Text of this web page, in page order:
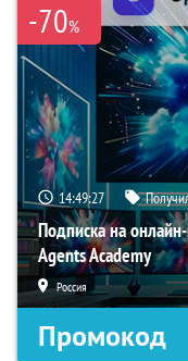
-70%
14:49:26
Подписка на
Agents Academy
Россия
Промокод